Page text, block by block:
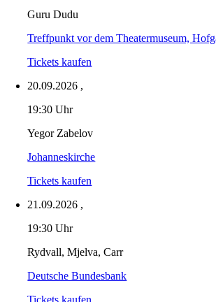
Guru Dudu
Treffpunkt vor dem Theatermuseum,
Tickets kaufen
20.09.2026 ,
19:30 Uhr
Yegor Zabelov
Johanneskirche
Tickets kaufen
21.09.2026 ,
19:30 Uhr
Rydvall, Mjelva, Carr
Deutsche Bundesbank
Tickets kaufen